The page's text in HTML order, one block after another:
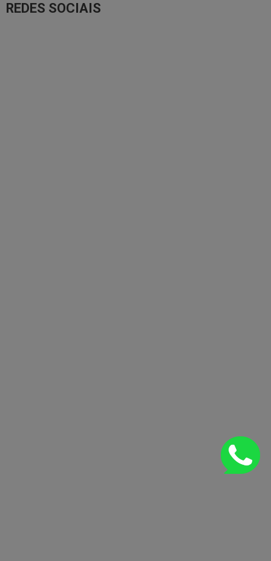
REDES SOCIAIS